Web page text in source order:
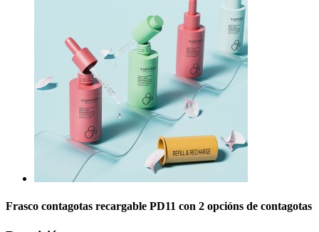
Frasco contagotas recargable PD11 con 2 opcións de contagotas